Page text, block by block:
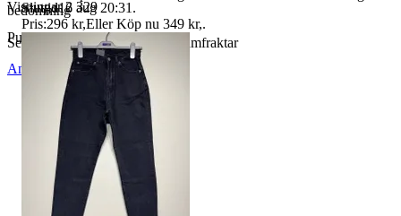
bedömning
Se gärna våra andra auktioner samfraktar
Visningar 2 329
Publicerad 5 jun 18:25
Anmäl Sälj liknande
Sluttid16 aug 20:31 .
Pris:296 kr,Eller Köp nu 349 kr,.